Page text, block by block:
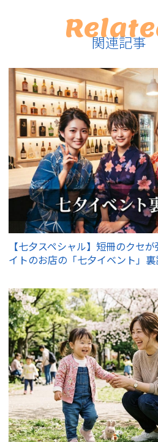
関連記事
【七夕スペシャル】短冊のクセ
イトのお店の「七夕イベント」